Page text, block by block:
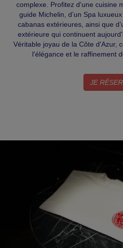
complexe. Profitez d'une cuisine
guide Michelin, d’un Spa
cabanas extérieures, ainsi que
extérieure qui continuent
Véritable joyau de la Côte d'Azur,
l'élégance et le raffinement
JE